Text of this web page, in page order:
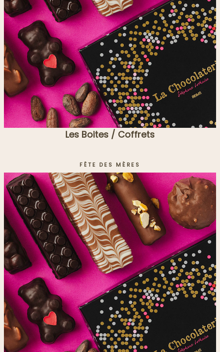
Les Boites / Coffrets
FÊTE DES MÈRES